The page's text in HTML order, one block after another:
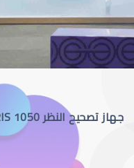
جهاز تصحيح النظر SCHWIND AMARIS 1050